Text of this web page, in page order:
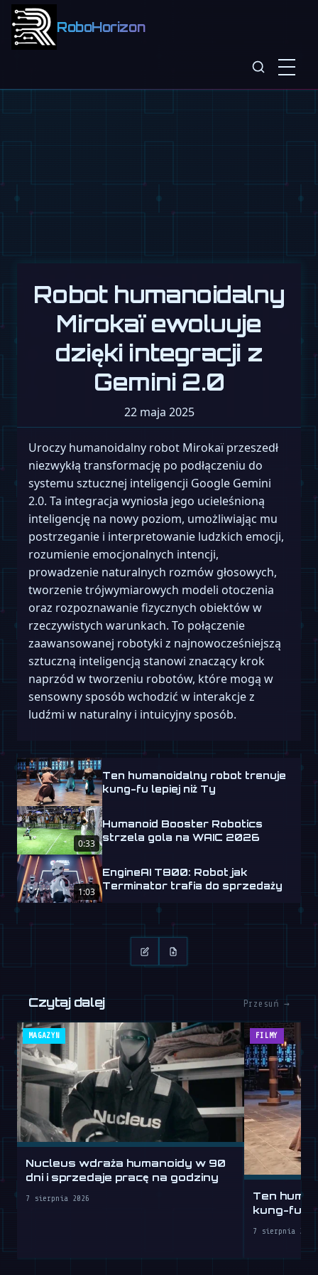
RoboHorizon
Robot humanoidalny
Mirokaï ewoluuje
dzięki integracji z
Gemini 2.0
22 maja 2025
Uroczy humanoidalny robot Mirokaï przeszedł
niezwykłą transformację po podłączeniu do
systemu sztucznej inteligencji Google Gemini
2.0. Ta integracja wyniosła jego ucieleśnioną
inteligencję na nowy poziom, umożliwiając mu
postrzeganie i interpretowanie ludzkich emocji,
rozumienie emocjonalnych intencji,
prowadzenie naturalnych rozmów głosowych,
tworzenie trójwymiarowych modeli otoczenia
oraz rozpoznawanie fizycznych obiektów w
rzeczywistych warunkach. To połączenie
zaawansowanej robotyki z najnowocześniejszą
sztuczną inteligencją stanowi znaczący krok
naprzód w tworzeniu robotów, które mogą w
sensowny sposób wchodzić w interakcje z
ludźmi w naturalny i intuicyjny sposób.
Ten humanoidalny robot trenuje
kung-fu lepiej niż Ty
0:33
Humanoid Booster Robotics
strzela gola na WAIC 2026
1:03
EngineAI T800: Robot jak
Terminator trafia do sprzedaży
Czytaj dalej Przesuń →
MAGAZYN
Nucleus wdraża humanoidy w 90
dni i sprzedaje pracę na godziny
7 sierpnia 2026
FILMY
Ten
kung-fu
7 sierpnia 2026